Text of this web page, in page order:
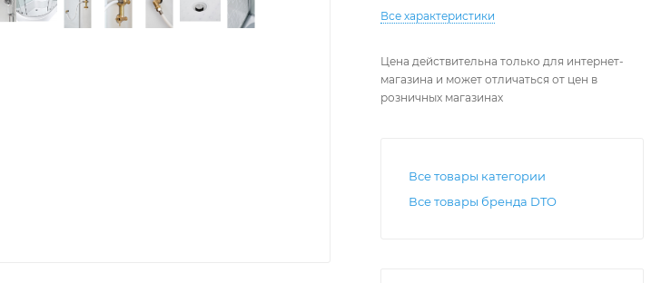
Все характеристики
Цена действительна только для интернет-
магазина и может отличаться от цен в
розничных магазинах
Все товары категории
Все товары бренда DTO